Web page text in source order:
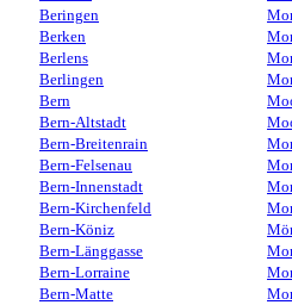
Beringen
Berken
Berlens
Berlingen
Bern
Bern-Altstadt
Bern-Breitenrain
Bern-Felsenau
Bern-Innenstadt
Bern-Kirchenfeld
Bern-Köniz
Bern-Länggasse
Bern-Lorraine
Bern-Matte